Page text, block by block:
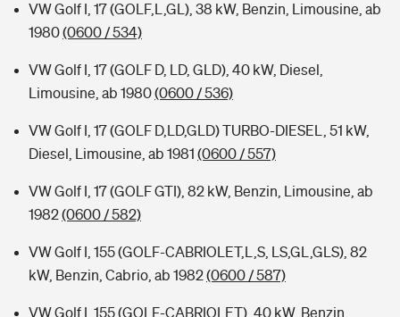
VW Golf I, 17 (GOLF,L,GL), 38 kW, Benzin, Limousine, ab
1980(0600 / 534)
VW Golf I, 17 (GOLF D, LD, GLD), 40 kW, Diesel,
Limousine, ab 1980(0600 / 536)
VW Golf I, 17 (GOLF D,LD,GLD) TURBO-DIESEL, 51 kW,
Diesel, Limousine, ab 1981 (0600 / 557)
VW Golf I, 17 (GOLF GTI), 82 kW, Benzin, Limousine, ab
1982(0600 / 582)
VW Golf I, 155 (GOLF-CABRIOLET,L,S, LS,GL,GLS), 82
kW, Benzin, Cabrio, ab 1982(0600 / 587)
VW Golf I, 155 (GOLF-CABRIOLET), 40 kW, Benzin,